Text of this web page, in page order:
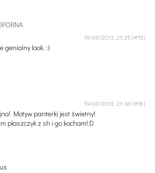
19/09/2013, 21:35
genialny look. :)
19/09/2013, 21:36
Motyw panterki jest świetny!
płaszczyk z sh i go kocham!:D